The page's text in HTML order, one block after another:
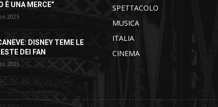
È UNA MERCE”
2025
DISNEY TEME LE
DEI FAN
2025
SPETTACOLO
MUSICA
ITALIA
CINEMA